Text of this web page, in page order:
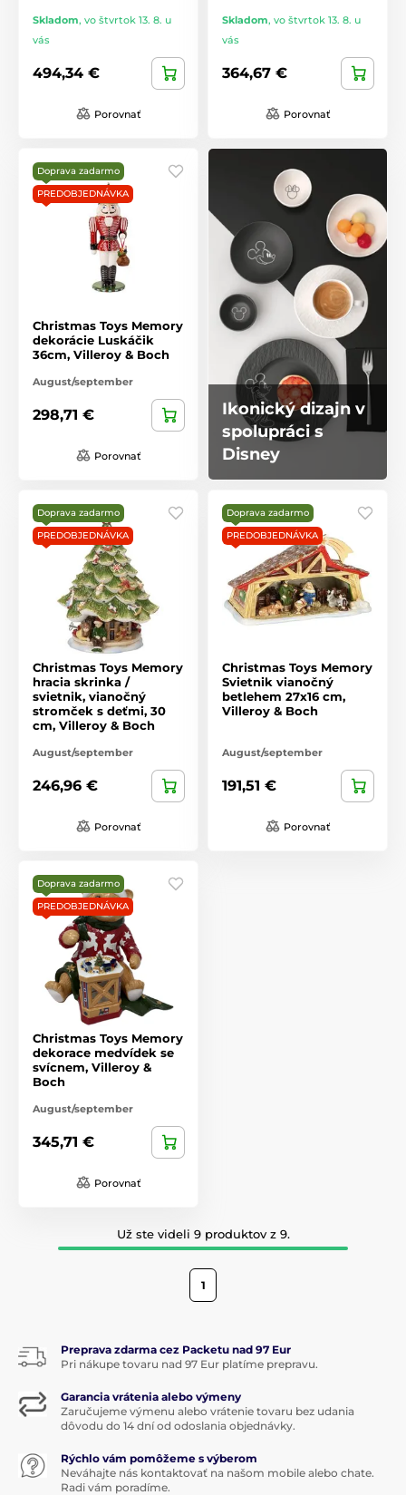
Skladom, vo štvrtok 13. 8. u
vás
494,34 €
Porovnať
Skladom, vo štvrtok 13. 8. u
vás
364,67 €
Porovnať
Doprava zadarmo
PREDOBJEDNÁVKA
Christmas Toys Memory
dekorácie Luskáčik
36cm, Villeroy & Boch
August/september
298,71 €
Porovnať
Ikonický dizajn v
spolupráci s
Disney
Doprava zadarmo
PREDOBJEDNÁVKA
Christmas Toys Memory
hracia skrinka /
svietnik, vianočný
stromček s deťmi, 30
cm, Villeroy & Boch
August/september
246,96 €
Porovnať
Doprava zadarmo
PREDOBJEDNÁVKA
Christmas Toys Memory
Svietnik vianočný
betlehem 27x16 cm,
Villeroy & Boch
August/september
191,51 €
Porovnať
Doprava zadarmo
PREDOBJEDNÁVKA
Christmas Toys Memory
dekorace medvídek se
svícnem, Villeroy &
Boch
August/september
345,71 €
Porovnať
Už ste videli 9 produktov z 9.
1
Preprava zdarma cez Packetu nad 97 Eur
Pri nákupe tovaru nad 97 Eur platíme prepravu.
Garancia vrátenia alebo výmeny
Zaručujeme výmenu alebo vrátenie tovaru bez udania
dôvodu do 14 dní od odoslania objednávky.
Rýchlo vám pomôžeme s výberom
Neváhajte nás kontaktovať na našom mobile alebo chate.
Radi vám poradíme.